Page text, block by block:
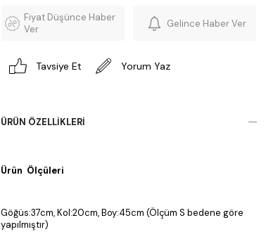
Fiyat Düşünce Haber
Ver
Gelince Haber Ver
Tavsiye Et Yorum Yaz
ÜRÜN ÖZELLIKLERI
Ürün Ölçüleri
Göğüs:37cm, Kol:20cm, Boy:45cm (Ölçüm S bedene göre
yapılmıştır)